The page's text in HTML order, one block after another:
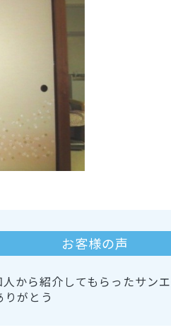
お客様の声
から紹介してもらったサン
がとう